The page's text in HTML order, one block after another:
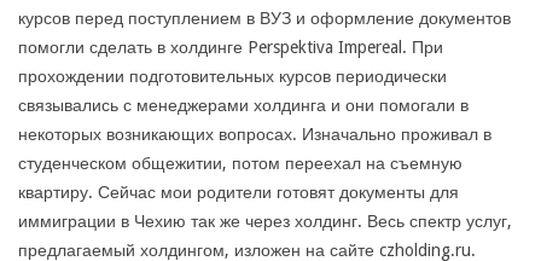
курсов перед поступлением в ВУЗ и оформление документов
помогли сделать в холдинге Perspektiva Impereal. При
прохождении подготовительных курсов периодически
связывались с менеджерами холдинга и они помогали в
некоторых возникающих вопросах. Изначально проживал в
студенческом общежитии, потом переехал на съемную
квартиру. Сейчас мои родители готовят документы для
иммиграции в Чехию так же через холдинг. Весь спектр услуг,
предлагаемый холдингом, изложен на сайте czholding.ru.